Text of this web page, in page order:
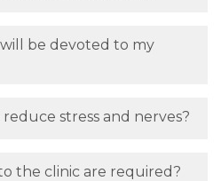
be devoted to my
stress and nerves?
the clinic are required?